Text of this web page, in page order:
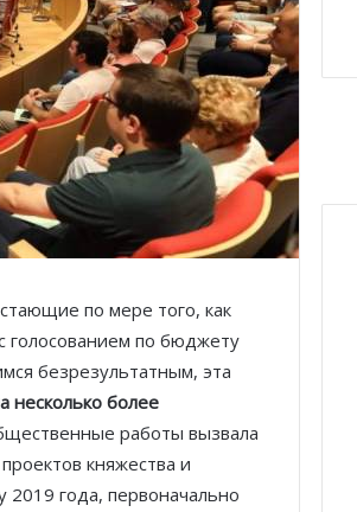
по мере того, как
голосованием по бюджету
безрезультатным, эта
несколько более
работы вызвала
княжества и
года, первоначально